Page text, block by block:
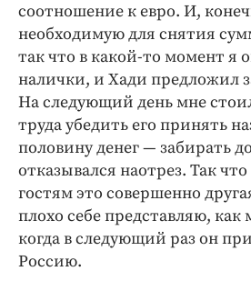
соотношение к евро. И,
необходимую для снятия
так что в какой-­то момент я
налички, и Хади предложил
На следующий день мне
труда убедить его принять
половину денег — забирать
отказывался наотрез. Так
гостям это совершенно
плохо себе представляю, как
когда в следующий раз он
Россию.